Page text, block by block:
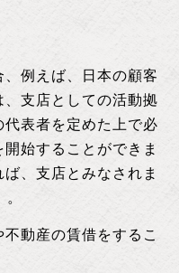
例えば、日本の顧客
支店としての活動拠
表者を定めた上で必
始することができま
、支店とみなされま
動産の賃借をするこ